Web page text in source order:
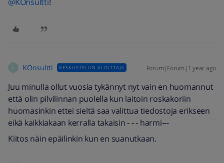
KOnsultti KESKUSTELUN ALOITTAJA Forum|Forum|1 year ago
Juu minulla ollut vuosia tykännyt nyt vain en huomannut
että olin pilvilinnan puolella kun laitoin roskakoriin
huomasinkin ettei sieltä saa valittua tiedostoja erikseen
eikä kaikkiakaan kerralla takaisin - - - harmi---
Kiitos näin epäilinkin kun en suanutkaan.